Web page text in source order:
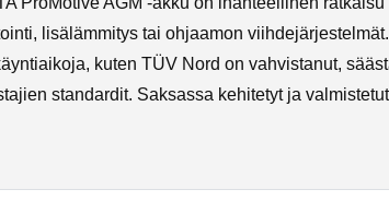
lisälämmitys tai ohjaamon
kuten TÜV Nord on vahvistanut,
standardit. Saksassa kehitetyt ja